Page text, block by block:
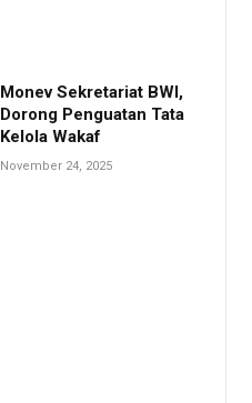
Monev Sekretariat BWI,
Dorong Penguatan Tata
Kelola Wakaf
November 24, 2025